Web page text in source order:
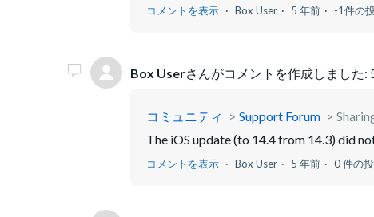
コメントを表示 Box User 5 年前 -1件の
Box Userさんがコメントを作成しました:
コミュニティ Support Forum
The iOS update (to 14.4 from 14.3) did
コメントを表示 Box User 5 年前 0 件の